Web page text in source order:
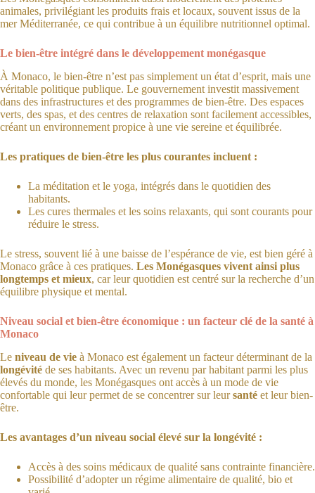
animales, privilégiant les produits frais et locaux, souvent issus de la
mer Méditerranée, ce qui contribue à un équilibre nutritionnel optimal.
Le bien-être intégré dans le développement monégasque
À Monaco, le bien-être n’est pas simplement un état d’esprit, mais une
véritable politique publique. Le gouvernement investit massivement
dans des infrastructures et des programmes de bien-être. Des espaces
verts, des spas, et des centres de relaxation sont facilement accessibles,
créant un environnement propice à une vie sereine et équilibrée.
Les pratiques de bien-être les plus courantes incluent :
La méditation et le yoga, intégrés dans le quotidien des
habitants.
Les cures thermales et les soins relaxants, qui sont courants pour
réduire le stress.
Le stress, souvent lié à une baisse de l’espérance de vie, est bien géré à
Monaco grâce à ces pratiques. Les Monégasques vivent ainsi plus
longtemps et mieux, car leur quotidien est centré sur la recherche d’un
équilibre physique et mental.
Niveau social et bien-être économique : un facteur clé de la santé à
Monaco
Le niveau de vie à Monaco est également un facteur déterminant de la
longévité de ses habitants. Avec un revenu par habitant parmi les plus
élevés du monde, les Monégasques ont accès à un mode de vie
confortable qui leur permet de se concentrer sur leursanté et leur bien-
être.
Les avantages d’un niveau social élevé sur la longévité :
Accès à des soins médicaux de qualité sans contrainte financière.
Possibilité d’adopter un régime alimentaire de qualité, bio et